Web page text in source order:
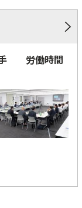
手 労働時間